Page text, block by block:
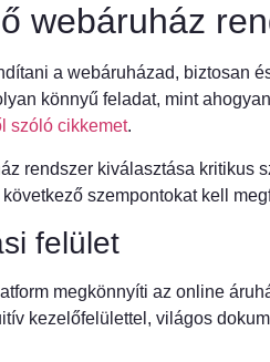
webáruház
a webáruházad, biztosan
könnyű feladat, mint
szóló cikkemet.
rendszer kiválasztása kritikus
szempontokat kell
felület
megkönnyíti az online
kezelőfelülettel, világos